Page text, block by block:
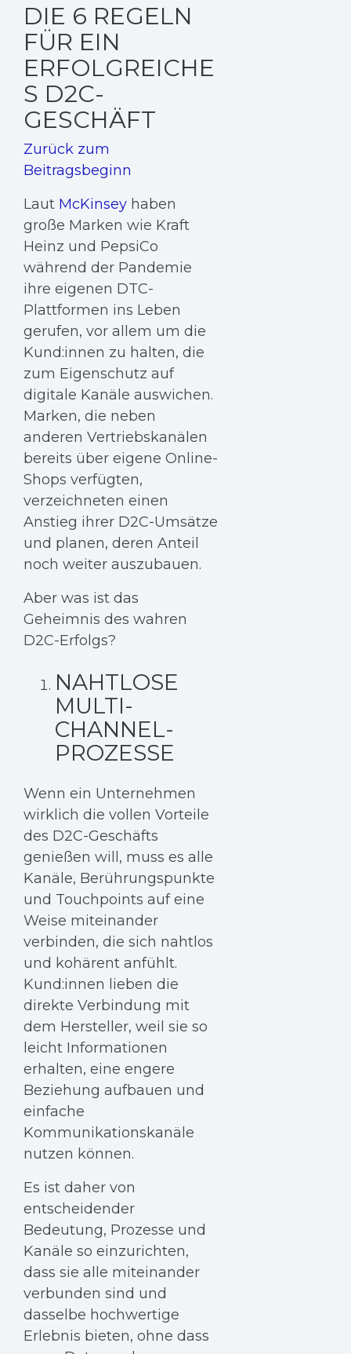
DIE 6 REGELN
FÜR EIN
ERFOLGREICHE
S D2C-
GESCHÄFT
Zurück zum
Beitragsbeginn
Laut McKinsey haben
große Marken wie Kraft
Heinz und PepsiCo
während der Pandemie
ihre eigenen DTC-
Plattformen ins Leben
gerufen, vor allem um die
Kund:innen zu halten, die
zum Eigenschutz auf
digitale Kanäle auswichen.
Marken, die neben
anderen Vertriebskanälen
bereits über eigene Online-
Shops verfügten,
verzeichneten einen
Anstieg ihrer D2C-Umsätze
und planen, deren Anteil
noch weiter auszubauen.
Aber was ist das
Geheimnis des wahren
D2C-Erfolgs?
NAHTLOSE
MULTI-
CHANNEL-
PROZESSE
Wenn ein Unternehmen
wirklich die vollen Vorteile
des D2C-Geschäfts
genießen will, muss es alle
Kanäle, Berührungspunkte
und Touchpoints auf eine
Weise miteinander
verbinden, die sich nahtlos
und kohärent anfühlt.
Kund:innen lieben die
direkte Verbindung mit
dem Hersteller, weil sie so
leicht Informationen
erhalten, eine engere
Beziehung aufbauen und
einfache
Kommunikationskanäle
nutzen können.
Es ist daher von
entscheidender
Bedeutung, Prozesse und
Kanäle so einzurichten,
dass sie alle miteinander
verbunden sind und
dasselbe hochwertige
Erlebnis bieten, ohne dass